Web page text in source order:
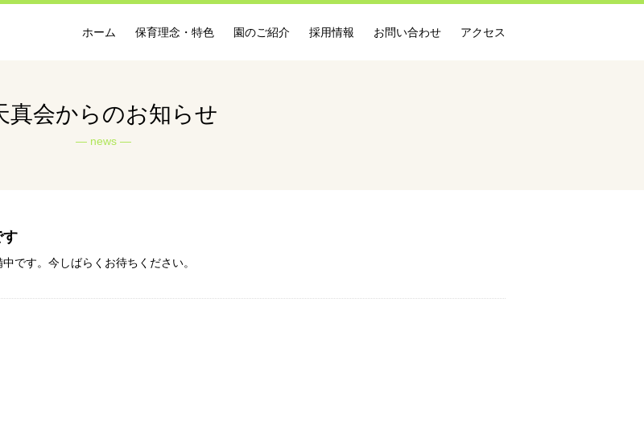
ホーム 保育理念・特色 園のご紹介 採用情報 お問い合わせ アクセス
真会からのお知らせ
news
す
です。今しばらくお待ちください。